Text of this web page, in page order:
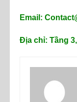
Email:
Địa chỉ: Tầng